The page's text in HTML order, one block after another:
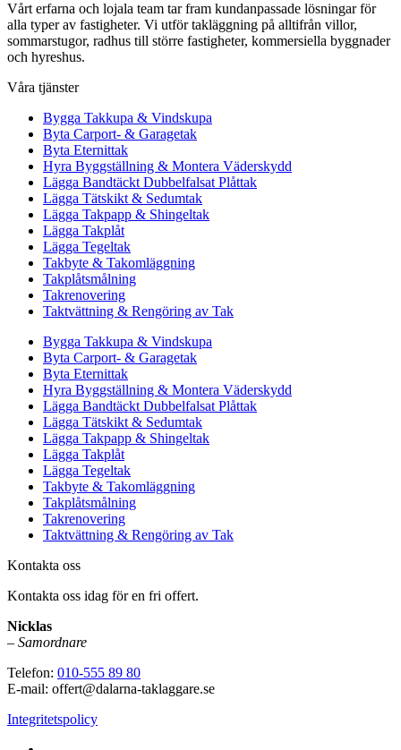
Vårt erfarna och lojala team tar fram kundanpassade lösningar för
alla typer av fastigheter. Vi utför takläggning på alltifrån villor,
sommarstugor, radhus till större fastigheter, kommersiella byggnader
och hyreshus.
Våra tjänster
Bygga Takkupa & Vindskupa
Byta Carport- & Garagetak
Byta Eternittak
Hyra Byggställning & Montera Väderskydd
Lägga Bandtäckt Dubbelfalsat Plåttak
Lägga Tätskikt & Sedumtak
Lägga Takpapp & Shingeltak
Lägga Takplåt
Lägga Tegeltak
Takbyte & Takomläggning
Takplåtsmålning
Takrenovering
Taktvättning & Rengöring av Tak
Bygga Takkupa & Vindskupa
Byta Carport- & Garagetak
Byta Eternittak
Hyra Byggställning & Montera Väderskydd
Lägga Bandtäckt Dubbelfalsat Plåttak
Lägga Tätskikt & Sedumtak
Lägga Takpapp & Shingeltak
Lägga Takplåt
Lägga Tegeltak
Takbyte & Takomläggning
Takplåtsmålning
Takrenovering
Taktvättning & Rengöring av Tak
Kontakta oss
Kontakta oss idag för en fri offert.
Nicklas
– Samordnare
Telefon: 010-555 89 80
E-mail: offert@dalarna-taklaggare.se
Integritetspolicy